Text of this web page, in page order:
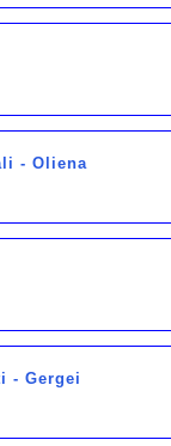
- Oliena
- Gergei